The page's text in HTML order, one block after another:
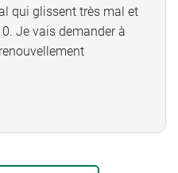
30 sondes
qui glissent très mal et
Je vais demander à